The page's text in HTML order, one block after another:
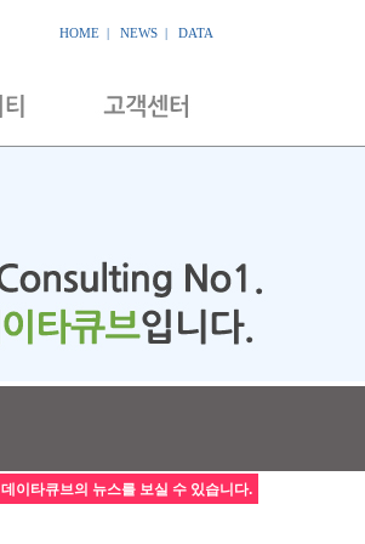
HOME | NEWS | DATA
데이타큐브의 뉴스를 보실 수 있습니다.